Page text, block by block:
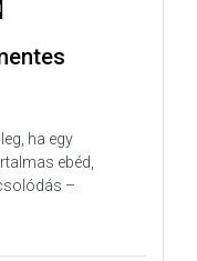
ha egy
ebéd,
–